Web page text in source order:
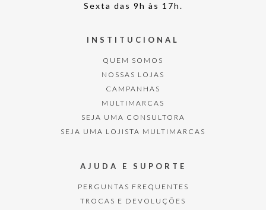
Sexta das 9h às 17h.
INSTITUCIONAL
QUEM SOMOS
NOSSAS LOJAS
CAMPANHAS
MULTIMARCAS
SEJA UMA CONSULTORA
SEJA UMA LOJISTA MULTIMARCAS
AJUDA E SUPORTE
PERGUNTAS FREQUENTES
TROCAS E DEVOLUÇÕES